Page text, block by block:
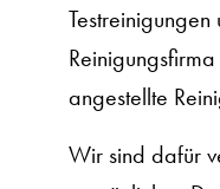
angestellte
Wir sind dafür